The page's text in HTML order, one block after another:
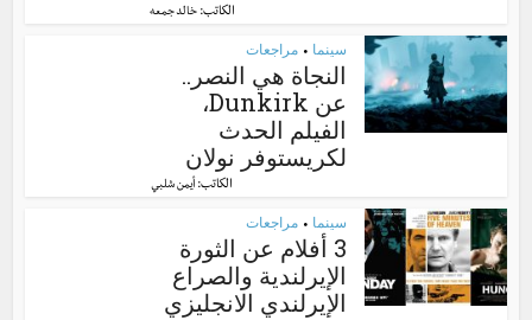
الكاتب:خالد جمعه
سينما • مراجعات
النجاة هي النصر..
عن Dunkirk،
الفيلم الحدث
لكريستوفر نولان
الكاتب: أيمن شلبي
سينما • مراجعات
3 أفلام عن الثورة
الإيرلندية والصراع
الإيرلندي الانجليزي